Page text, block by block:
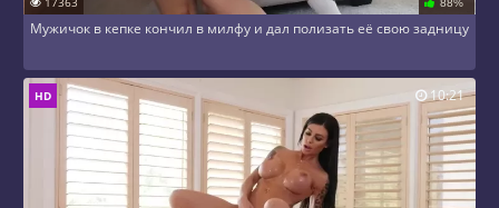
88%
Мужичок в кепке кончил в милфу и дал полизать её свою задницу
HD 10:21